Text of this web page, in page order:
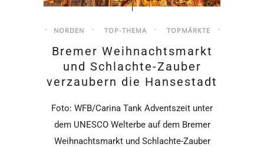
NORDEN TOP-THEMA TOPMÄRKTE
Bremer Weihnachtsmarkt
und Schlachte-Zauber
verzaubern die Hansestadt
Foto: WFB/Carina Tank Adventszeit unter
dem UNESCO Welterbe auf dem Bremer
Weihnachtsmarkt und Schlachte-Zauber